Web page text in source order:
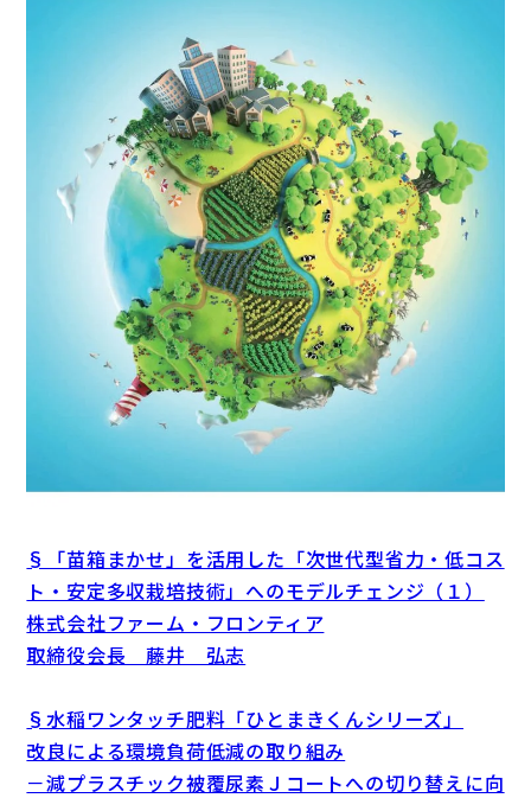
§「苗箱まかせ」を活用した「次世代型省力・低コス
ト・安定多収栽培技術」へのモデルチェンジ（１）
株式会社ファーム・フロンティア
取締役会長 藤井 弘志
§水稲ワンタッチ肥料「ひとまきくんシリーズ」
改良による環境負荷低減の取り組み
－減プラスチック被覆尿素Ｊコートへの切り替えに向